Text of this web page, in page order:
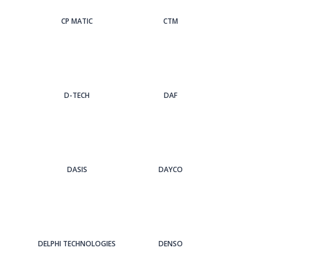
CP MATIC CTM
D-TECH DAF
DASIS DAYCO
DELPHI TECHNOLOGIES DENSO